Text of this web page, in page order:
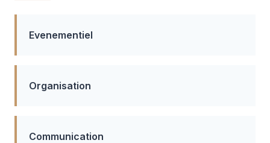
Evenementiel
Organisation
Communication